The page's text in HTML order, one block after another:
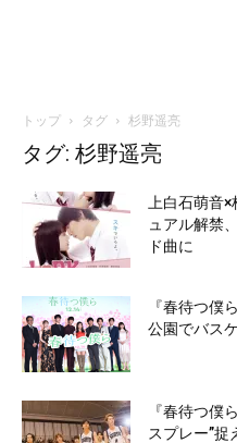
トップ タグ 杉野遥亮
タグ: 杉野遥亮
上白石萌音
ュアル解禁
ド曲に
『春待つ僕
公園でバス
『春待つ僕
スプレー”